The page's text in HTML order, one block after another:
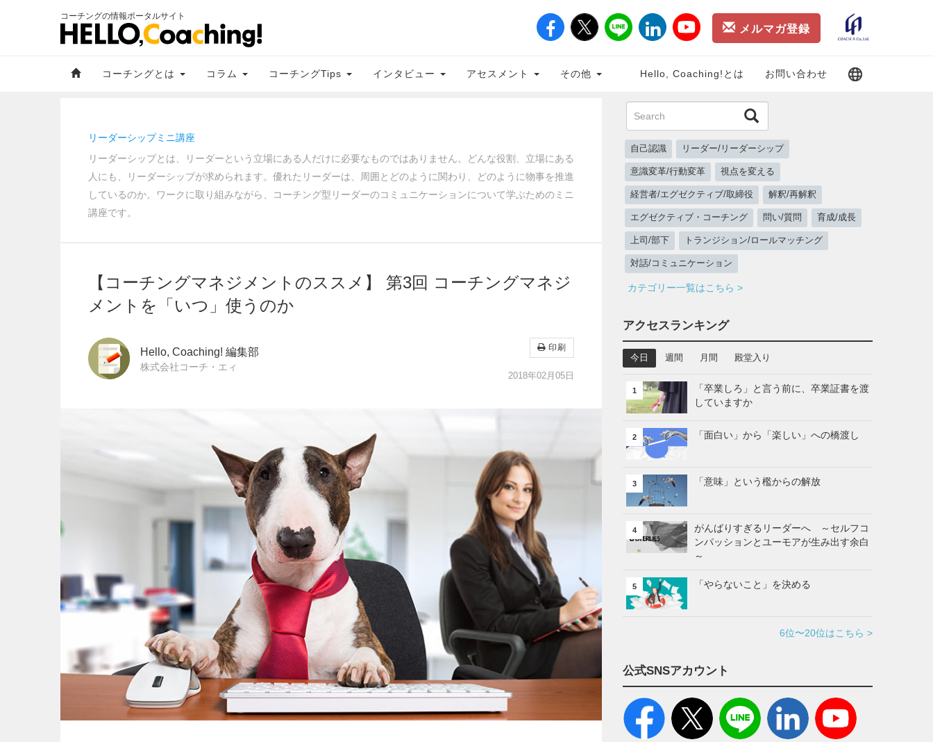
コーチングの情報ポータルサイト
メルマガ登録
コーチングとは コラム コーチングTips インタビュー アセスメント その他 Hello, Coaching!とは お問い合わせ
リーダーシップミニ講座
リーダーシップとは、リーダーという立場にある人だけに必要なものではありません。どんな役割、立場にある
人にも、リーダーシップが求められます。優れたリーダーは、周囲とどのように関わり、どのように物事を推進
しているのか。ワークに取り組みながら、コーチング型リーダーのコミュニケーションについて学ぶためのミニ
講座です。
【コーチングマネジメントのススメ】 第3回 コーチングマネジ
メントを「いつ」使うのか
Hello, Coaching! 編集部
株式会社コーチ・エィ
印刷
2018年02月05日
自己認識 リーダー/リーダーシップ
意識変革/行動変革 視点を変える
経営者/エグゼクティブ/取締役 解釈/再解釈
エグゼクティブ・コーチング 問い/質問 育成/成長
上司/部下 トランジション/ロールマッチング
対話/コミュニケーション
カテゴリー一覧はこちら >
アクセスランキング
今日 週間 月間 殿堂入り
1
「卒業しろ」と言う前に、卒業証書を渡
していますか
2 「面白い」から「楽しい」への橋渡し
3 「意味」という檻からの解放
4
がんばりすぎるリーダーへ ～セルフコ
ンパッションとユーモアが生み出す余白
～
5 「やらないこと」を決める
6位〜20位はこちら >
公式SNSアカウント